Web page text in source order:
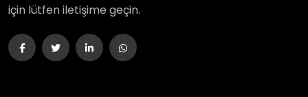
için lütfen iletişime geçin.